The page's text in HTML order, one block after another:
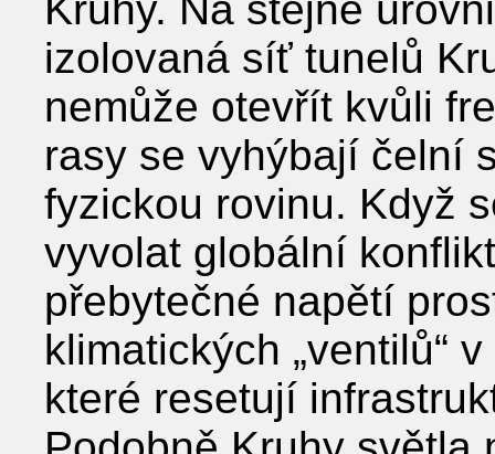
izolovaná síť tunelů
nemůže otevřít kvůli
rasy se vyhýbají čelní
fyzickou rovinu. Když
vyvolat globální
přebytečné napětí
klimatických „ventilů“
které resetují